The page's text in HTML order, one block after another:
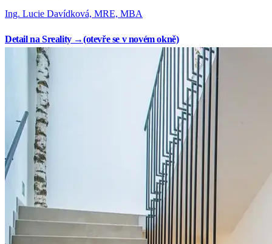
Ing. Lucie Davídková, MRE, MBA
Detail na Sreality →(otevře se v novém okně)